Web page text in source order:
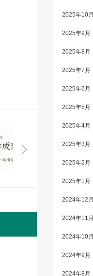
2025年10月
2025年9月
2025年8月
2025年7月
2025年6月
2025年5月
2025年4月
2025年3月
2025年2月
2025年1月
2024年12月
2024年11月
2024年10月
2024年9月
2024年8月